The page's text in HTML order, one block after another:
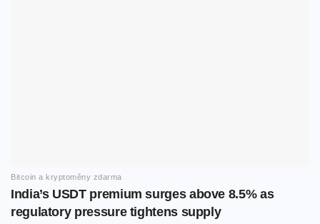
Bitcoin a kryptoměny zdarma
India’s USDT premium surges above 8.5% as
regulatory pressure tightens supply